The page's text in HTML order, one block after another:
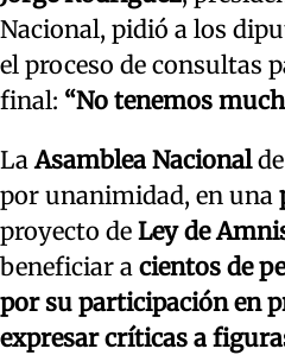
Nacional, pidió a los
el proceso de consultas
final: “No tenemos
LaAsamblea Nacional
por unanimidad, en una
proyecto de Ley de
beneficiar a cientos de
por su participación en
expresar críticas a